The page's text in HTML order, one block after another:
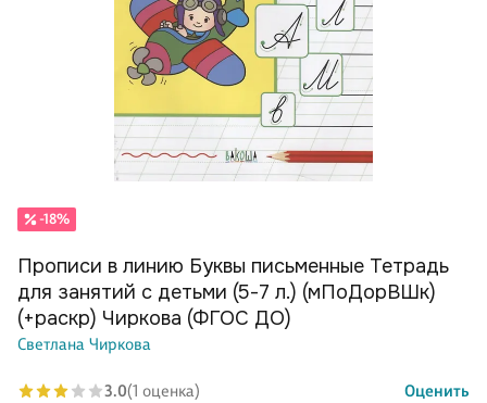
-18%
Прописи в линию Буквы письменные Тетрадь
для занятий с детьми (5-7 л.) (мПоДорВШк)
(+раскр) Чиркова (ФГОС ДО)
Светлана Чиркова
3.0(1 оценка)
Оценить